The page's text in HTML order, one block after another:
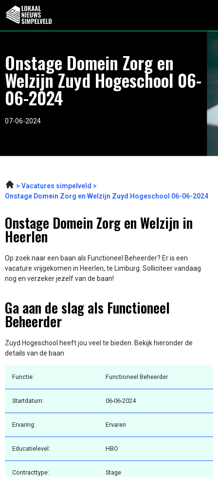
Onstage Domein Zorg en
Welzijn Zuyd Hogeschool 06-
06-2024
07-06-2024
Vacatures simpelveld
Onstage Domein Zorg en Welzijn Zuyd Hogeschool 06-06-2024
Onstage Domein Zorg en Welzijn in
Heerlen
Op zoek naar een baan als Functioneel Beheerder? Er is een
vacature vrijgekomen in Heerlen, te Limburg. Solliciteer vandaag
nog en verzeker jezelf van de baan!
Ga aan de slag als Functioneel
Beheerder
Zuyd Hogeschool heeft jou veel te bieden. Bekijk hieronder de
details van de baan
Functie: Functioneel Beheerder
Startdatum: 06-06-2024
Ervaring: Ervaren
Educatielevel: HBO
Contracttype: Stage